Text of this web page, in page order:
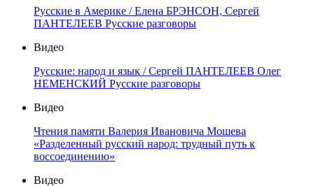
Русские в Америке / Елена БРЭНСОН, Сергей
ПАНТЕЛЕЕВ Русские разговоры
Видео
Русские: народ и язык / Сергей ПАНТЕЛЕЕВ Олег
НЕМЕНСКИЙ Русские разговоры
Видео
Чтения памяти Валерия Ивановича Мошева
«Разделенный русский народ: трудный путь к
воссоединению»
Видео